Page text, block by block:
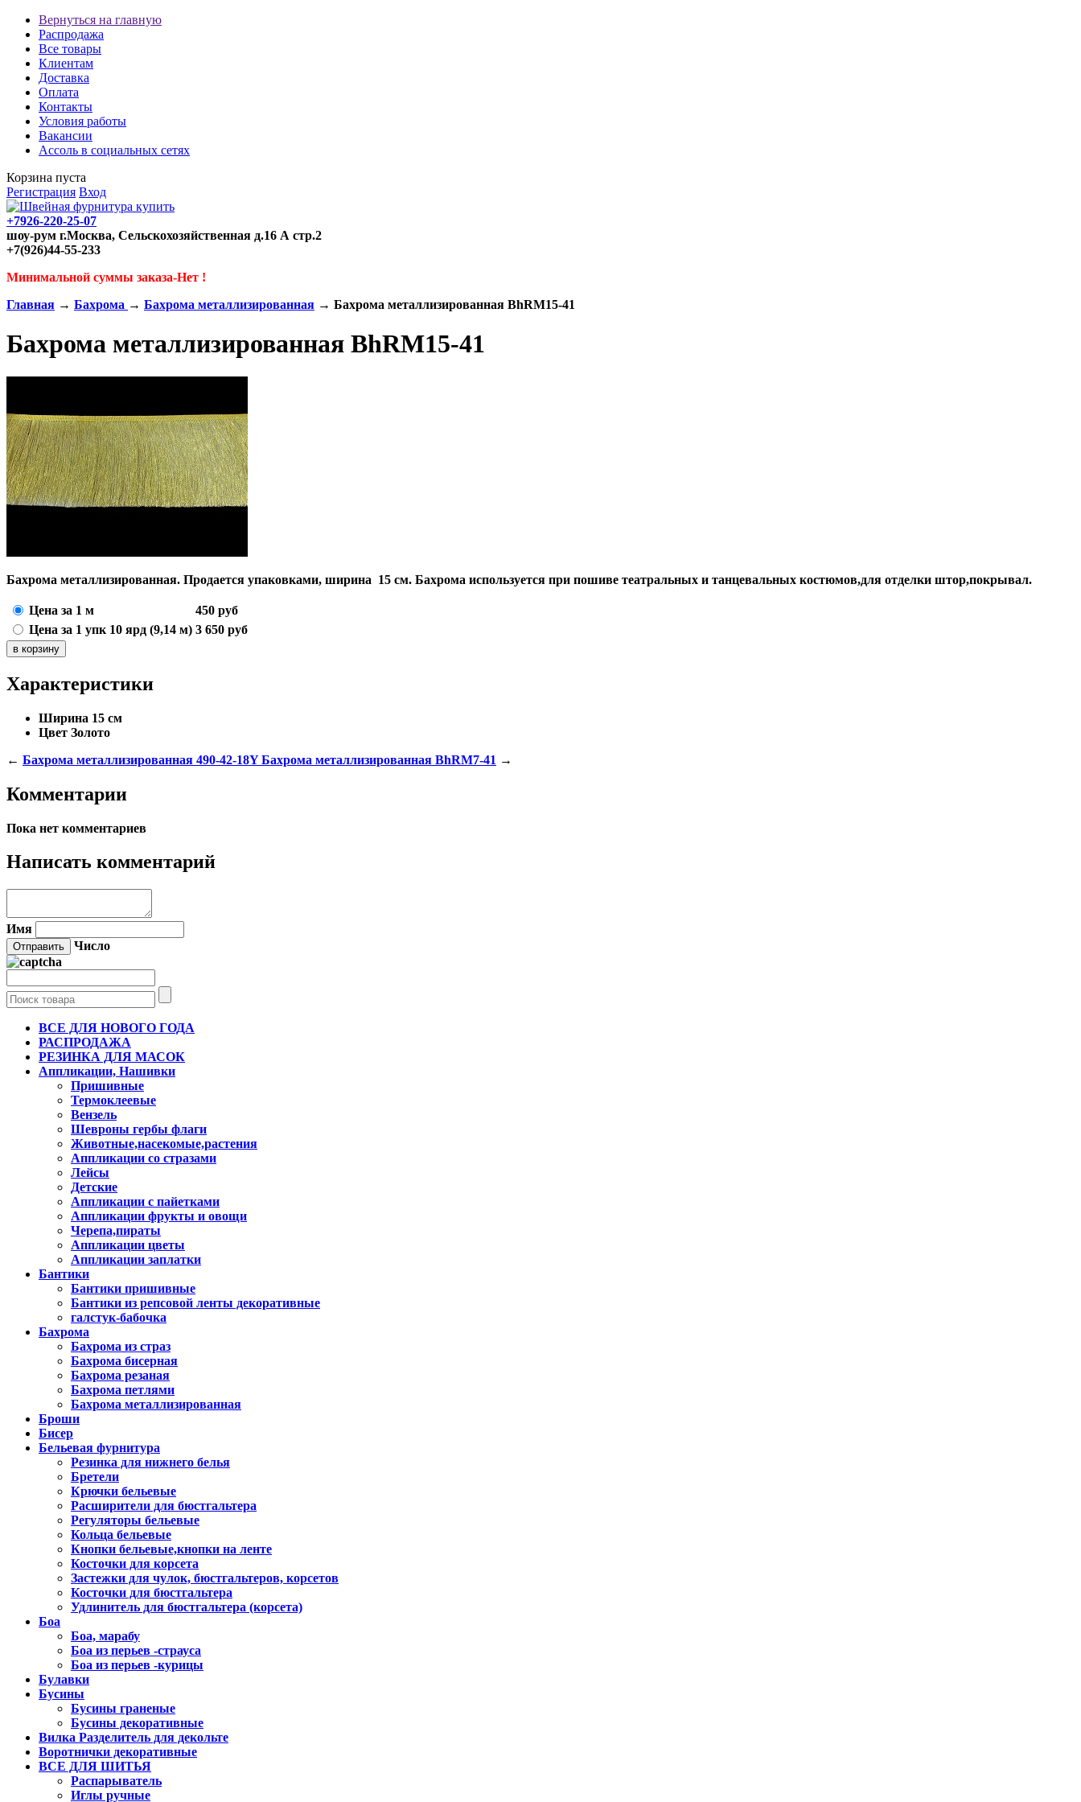
Вернуться на главную
Распродажа
Все товары
Клиентам
Доставка
Оплата
Контакты
Условия работы
Вакансии
Ассоль в социальных сетях
Корзина пуста
Регистрация Вход
+7926-220-25-07
шоу-рум г.Москва, Сельскохозяйственная д.16 А стр.2
+7(926)44-55-233
Минимальной суммы заказа-Нет !
Главная → Бахрома → Бахрома металлизированная → Бахрома металлизированная BhRM15-41
Бахрома металлизированная BhRM15-41
Бахрома металлизированная. Продается упаковками, ширина 15 см. Бахрома используется при пошиве театральных и танцевальных костюмов,для отделки штор,покрывал.
Цена за 1 м 450 руб
Цена за 1 упк 10 ярд (9,14 м) 3 650 руб
Характеристики
Ширина 15 см
Цвет Золото
← Бахрома металлизированная 490-42-18YБахрома металлизированная BhRM7-41 →
Комментарии
Пока нет комментариев
Написать комментарий
Имя
Число
ВСЕ ДЛЯ НОВОГО ГОДА
РАСПРОДАЖА
РЕЗИНКА ДЛЯ МАСОК
Аппликации, Нашивки
Пришивные
Термоклеевые
Вензель
Шевроны гербы флаги
Животные,насекомые,растения
Аппликации со стразами
Лейсы
Детские
Аппликации с пайетками
Аппликации фрукты и овощи
Черепа,пираты
Аппликации цветы
Аппликации заплатки
Бантики
Бантики пришивные
Бантики из репсовой ленты декоративные
галстук-бабочка
Бахрома
Бахрома из страз
Бахрома бисерная
Бахрома резаная
Бахрома петлями
Бахрома металлизированная
Броши
Бисер
Бельевая фурнитура
Резинка для нижнего белья
Бретели
Крючки бельевые
Расширители для бюстгальтера
Регуляторы бельевые
Кольца бельевые
Кнопки бельевые,кнопки на ленте
Косточки для корсета
Застежки для чулок, бюстгальтеров, корсетов
Косточки для бюстгальтера
Удлинитель для бюстгальтера (корсета)
Боа
Боа, марабу
Боа из перьев -страуса
Боа из перьев -курицы
Булавки
Бусины
Бусины граненые
Бусины декоративные
Вилка Разделитель для декольте
Воротнички декоративные
ВСЕ ДЛЯ ШИТЬЯ
Распарыватель
Иглы ручные